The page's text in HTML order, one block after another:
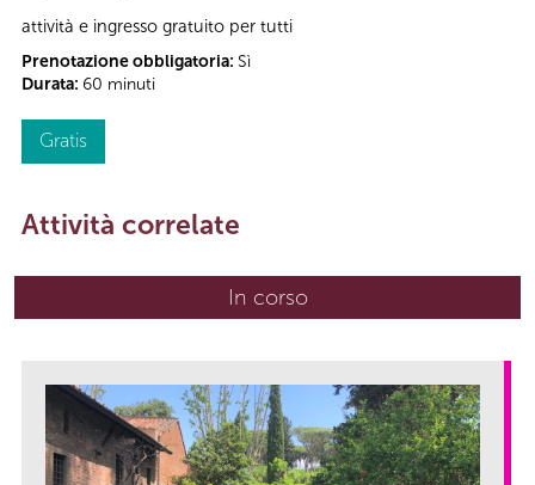
attività e ingresso gratuito per tutti
Prenotazione obbligatoria: Sì
Durata: 60 minuti
Gratis
Attività correlate
In corso(scheda attiva)